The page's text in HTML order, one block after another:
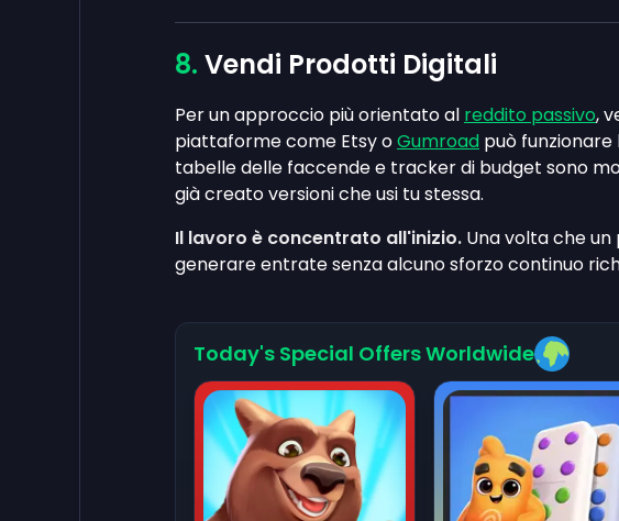
Vendi Prodotti Digitali
Per un approccio più orientato al reddito passivo,
piattaforme come Etsy oGumroad può funzionare
tabelle delle faccende e tracker di budget sono
già creato versioni che usi tu stessa.
Il lavoro è concentrato all'inizio. Una volta che
generare entrate senza alcuno sforzo continuo
Today's Special Offers Worldwide